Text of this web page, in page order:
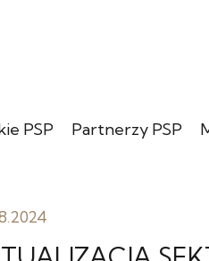
PSP Partnerzy PSP